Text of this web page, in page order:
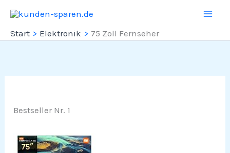
Inhalt
springen
Start Elektronik 75 Zoll Fernseher
Bestseller Nr. 1